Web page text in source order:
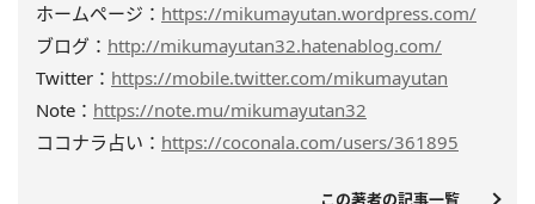
ホームページ： https://mikumayutan.wordpress.com/
ブログ： http://mikumayutan32.hatenablog.com/
Twitter： https://mobile.twitter.com/mikumayutan
Note： https://note.mu/mikumayutan32
ココナラ占い： https://coconala.com/users/361895
この著者の記事一覧